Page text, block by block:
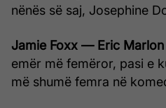
nënës së saj, Josephine
Jamie Foxx — Eric
emër më femëror, pasi e
më shumë femra në